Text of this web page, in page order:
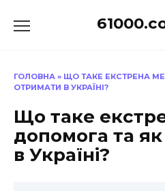
до
ГОЛОВНА » ЩО ТАКЕ ЕКСТРЕНА
ОТРИМАТИ В УКРАЇНІ?
Що таке
допомога та як
в Україні?